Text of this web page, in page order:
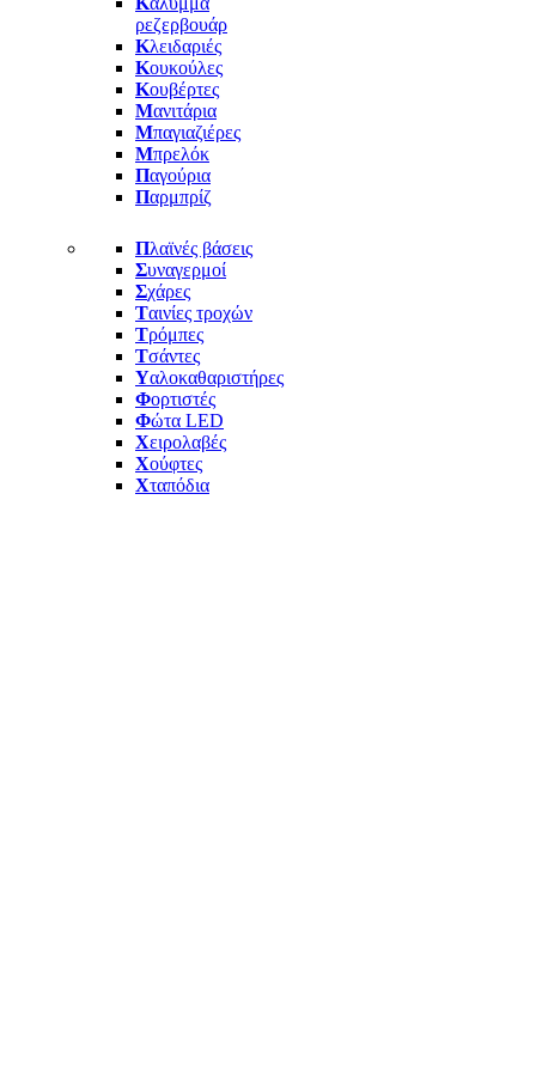
ρεζερβουάρ
Κλειδαριές
Κουκούλες
Κουβέρτες
Μανιτάρια
Μπαγιαζιέρες
Μπρελόκ
Παγούρια
Παρμπρίζ
Πλαϊνές βάσεις
Συναγερμοί
Σχάρες
Ταινίες τροχών
Τρόμπες
Τσάντες
Υαλοκαθαριστήρες
Φορτιστές
Φώτα LED
Χειρολαβές
Χούφτες
Χταπόδια